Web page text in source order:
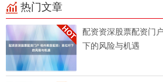
热门文章
配资资深股票配资门
下的风险与机遇